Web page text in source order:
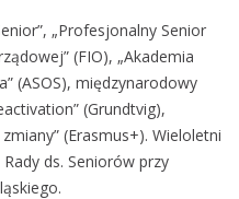
„Profesjonalny Senior
(FIO), „Akademia
(ASOS), międzynarodowy
(Grundtvig),
(Erasmus+). Wieloletni
ds. Seniorów przy